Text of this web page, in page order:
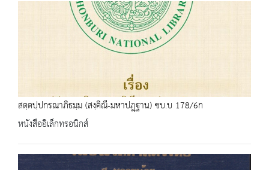
สตฺตปฺปกรณาภิธมฺม (สงฺคิณี-มหาปฎฺฐาน) ชบ.บ 178/6ก
หนังสืออิเล็กทรอนิกส์